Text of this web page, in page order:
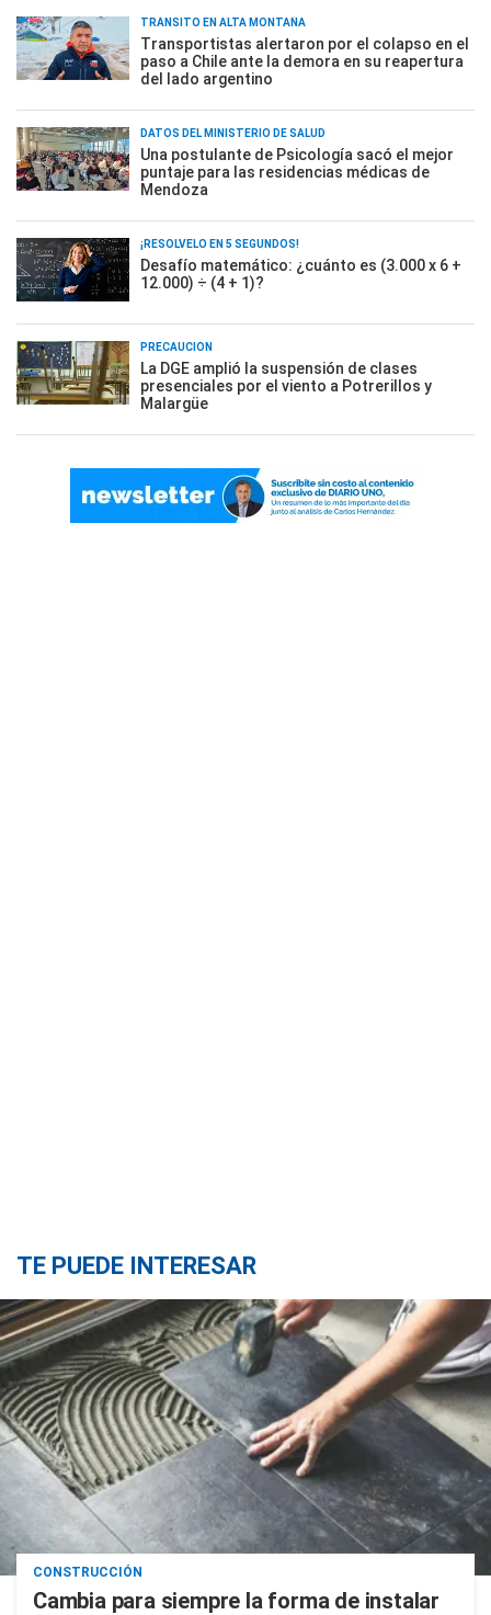
TRÁNSITO EN ALTA MONTAÑA
Transportistas alertaron por el colapso en el
paso a Chile ante la demora en su reapertura
del lado argentino
DATOS DEL MINISTERIO DE SALUD
Una postulante de Psicología sacó el mejor
puntaje para las residencias médicas de
Mendoza
¡RESOLVELO EN 5 SEGUNDOS!
Desafío matemático: ¿cuánto es (3.000 x 6 +
12.000) ÷ (4 + 1)?
PRECAUCIÓN
La DGE amplió la suspensión de clases
presenciales por el viento a Potrerillos y
Malargüe
TE PUEDE INTERESAR
CONSTRUCCIÓN
Cambia para siempre la forma de instalar